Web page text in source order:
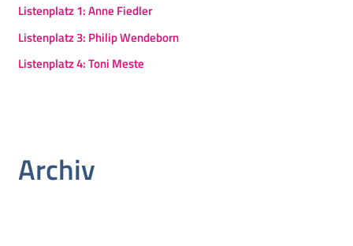
Listenplatz 1: Anne Fiedler
Listenplatz 3: Philip Wendeborn
Listenplatz 4: Toni Meste
Archiv